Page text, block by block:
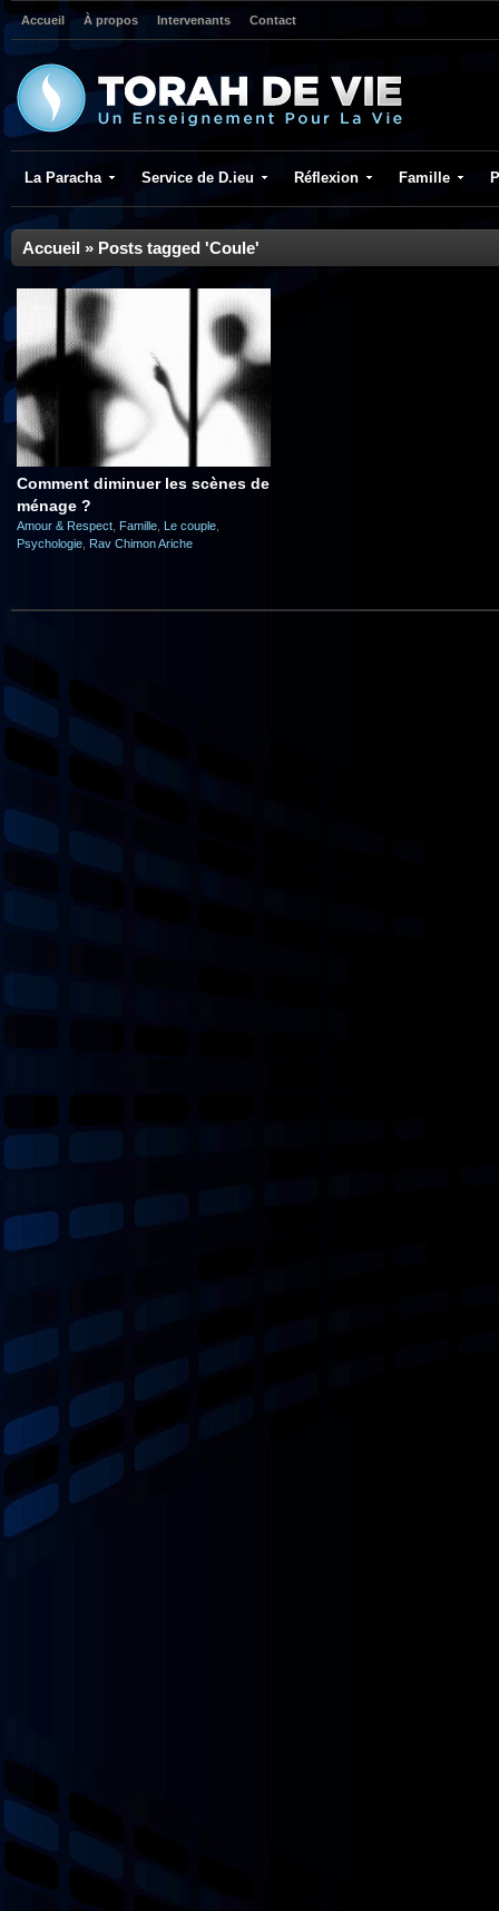
Accueil À propos Intervenants Contact
La Paracha Service de D.ieu Réflexion Famille
Accueil » Posts tagged 'Coule'
Comment diminuer les scènes de
ménage ?
Amour & Respect Famille Le couple
Psychologie Rav Chimon Ariche